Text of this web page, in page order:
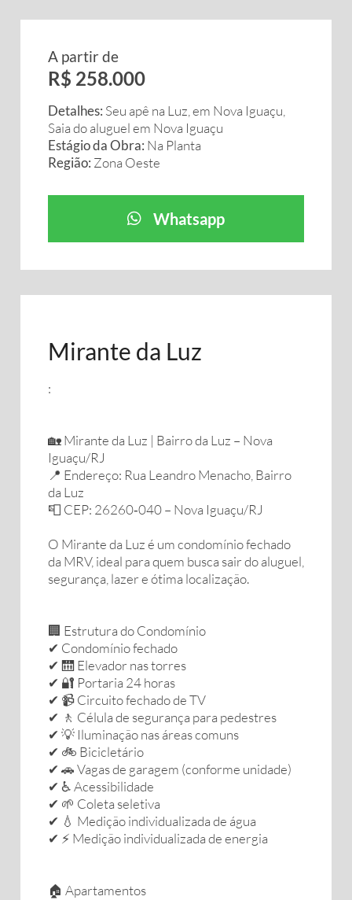
A partir de
R$ 258.000
Detalhes: Seu apê na Luz, em Nova Iguaçu,
Saia do aluguel em Nova Iguaçu
Estágio da Obra: Na Planta
Região: Zona Oeste
Whatsapp
Mirante da Luz
:
🏡 Mirante da Luz | Bairro da Luz – Nova
Iguaçu/RJ
📍 Endereço: Rua Leandro Menacho, Bairro
da Luz
📮 CEP: 26260‑040 – Nova Iguaçu/RJ
O Mirante da Luz é um condomínio fechado
da MRV, ideal para quem busca sair do aluguel,
segurança, lazer e ótima localização.
🏢 Estrutura do Condomínio
✔ Condomínio fechado
✔ 🛗 Elevador nas torres
✔ 🔐 Portaria 24 horas
✔ 📹 Circuito fechado de TV
✔ 🚶 Célula de segurança para pedestres
✔ 💡 Iluminação nas áreas comuns
✔ 🚲 Bicicletário
✔ 🚗 Vagas de garagem (conforme unidade)
✔ ♿ Acessibilidade
✔ 🌱 Coleta seletiva
✔ 💧 Medição individualizada de água
✔ ⚡ Medição individualizada de energia
🏠 Apartamentos